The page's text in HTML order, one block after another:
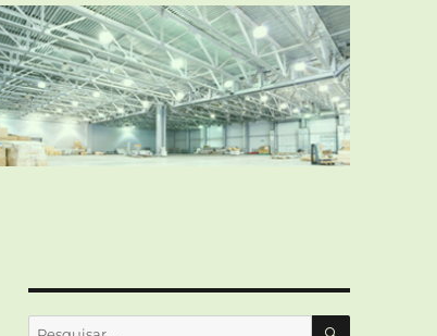
Pesquisar